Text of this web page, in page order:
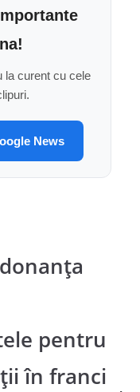
la curent cu cele
News
pentru
în franci